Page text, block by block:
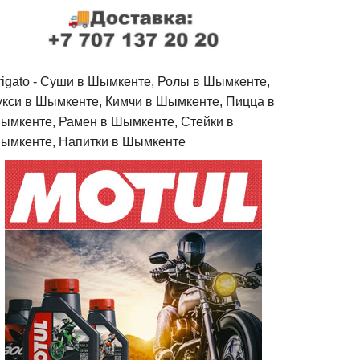
- Cуши в Шымкенте, Ролы в Шымкенте,
в Шымкенте, Кимчи в Шымкенте, Пицца в
Рамен в Шымкенте, Стейки в
Напитки в Шымкенте